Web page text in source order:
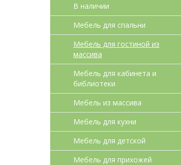
В наличии
Мебель для спальни
Мебель для гостиной из
массива
Мебель для кабинета и
библиотеки
Мебель из массива
Мебель для кухни
Мебель для детcкой
Мебель для прихожей